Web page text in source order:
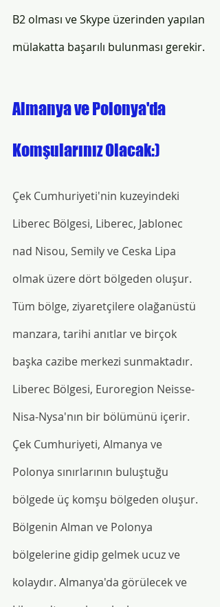
B2 olması ve Skype üzerinden yapılan
mülakatta başarılı bulunması gerekir.
Almanya ve Polonya'da
Komşularınız Olacak:)
Çek Cumhuriyeti'nin kuzeyindeki
Liberec Bölgesi, Liberec, Jablonec
nad Nisou, Semily ve Ceska Lipa
olmak üzere dört bölgeden oluşur.
Tüm bölge, ziyaretçilere olağanüstü
manzara, tarihi anıtlar ve birçok
başka cazibe merkezi sunmaktadır.
Liberec Bölgesi, Euroregion Neisse-
Nisa-Nysa'nın bir bölümünü içerir.
Çek Cumhuriyeti, Almanya ve
Polonya sınırlarının buluştuğu
bölgede üç komşu bölgeden oluşur.
Bölgenin Alman ve Polonya
bölgelerine gidip gelmek ucuz ve
kolaydır. Almanya'da görülecek ve